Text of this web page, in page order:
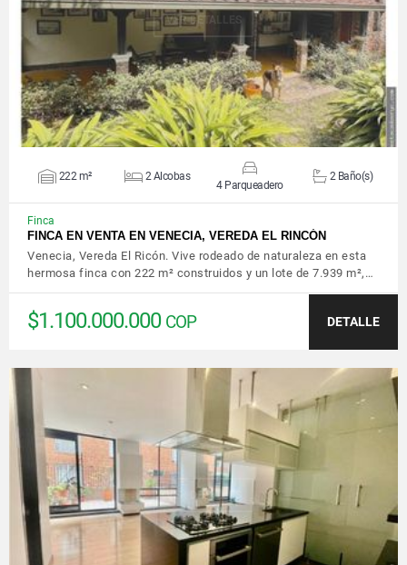
VER DETALLES
222 m² 2 Alcobas
4 Parqueadero
2 Baño(s)
Finca
FINCA EN VENTA EN VENECIA, VEREDA EL RINCÓN
Venecia, Vereda El Ricón. Vive rodeado de naturaleza en esta
hermosa finca con 222 m² construidos y un lote de 7.939 m²,…
$1.100.000.000 COP DETALLE
VER DETALLES